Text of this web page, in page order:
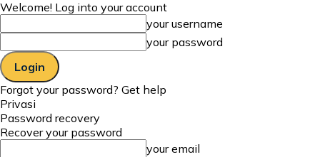
Welcome! Log into your account
your username
your password
Forgot your password? Get help
Privasi
Password recovery
Recover your password
your email